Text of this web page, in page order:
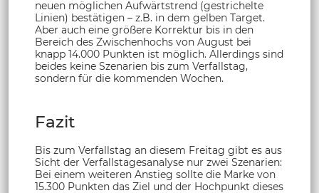
neuen möglichen Aufwärtstrend (gestrichelte
Linien) bestätigen – z.B. in dem gelben Target.
Aber auch eine größere Korrektur bis in den
Bereich des Zwischenhochs von August bei
knapp 14.000 Punkten ist möglich. Allerdings sind
beides keine Szenarien bis zum Verfallstag,
sondern für die kommenden Wochen.
Fazit
Bis zum Verfallstag an diesem Freitag gibt es aus
Sicht der Verfallstagesanalyse nur zwei Szenarien:
Bei einem weiteren Anstieg sollte die Marke von
15.300 Punkten das Ziel und der Hochpunkt dieses